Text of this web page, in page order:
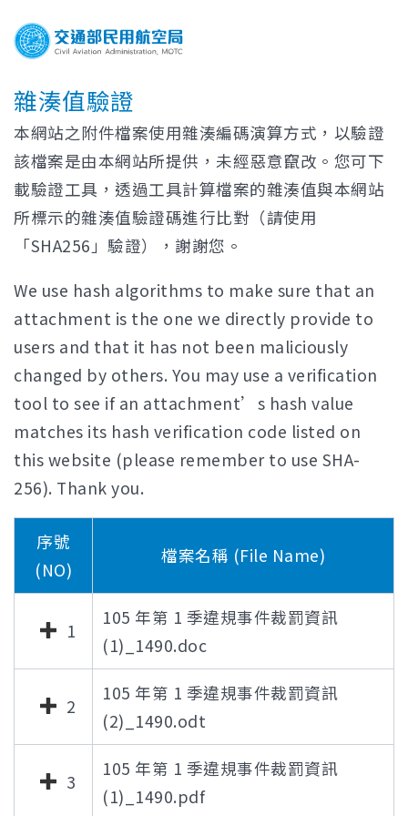
雜湊值驗證
本網站之附件檔案使用雜湊編碼演算方式，以驗證
該檔案是由本網站所提供，未經惡意竄改。您可下
載驗證工具，透過工具計算檔案的雜湊值與本網站
所標示的雜湊值驗證碼進行比對（請使用
「SHA256」驗證），謝謝您。
We use hash algorithms to make sure that an
attachment is the one we directly provide to
users and that it has not been maliciously
changed by others. You may use a verification
tool to see if an attachment’s hash value
matches its hash verification code listed on
this website (please remember to use SHA-
256). Thank you.
序號
(NO)
檔案名稱 (File Name)
1
105 年第 1 季違規事件裁罰資訊
(1)_1490.doc
2
105 年第 1 季違規事件裁罰資訊
(2)_1490.odt
3
105 年第 1 季違規事件裁罰資訊
(1)_1490.pdf